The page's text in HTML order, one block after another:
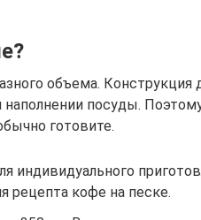
объема.
посуды.
готовите.
индивидуального
рецепта кофе на песке.